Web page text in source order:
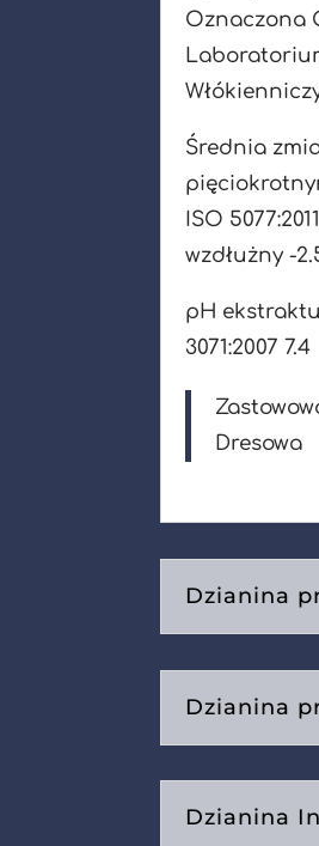
Oznaczona
Średnia
ISO
wzdłużny -
pH
3071:2007 7.4
Dresowa
Dzianina
Dzianina
Dzianina